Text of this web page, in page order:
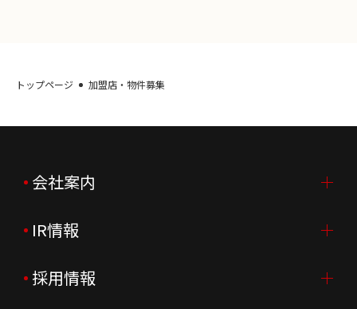
トップページ 加盟店・物件募集
会社案内
会社案内TOP
ご挨拶
IR情報
IR情報TOP
採用情報